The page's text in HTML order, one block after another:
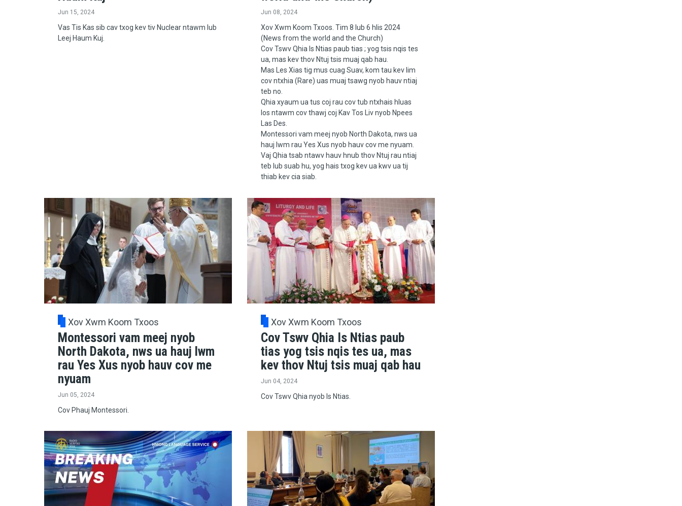
Jun 15, 2024
Vas Tis Kas sib cav txog kev tiv Nuclear ntawm lub
Leej Haum Kuj.
Jun 08, 2024
Xov Xwm Koom Txoos. Tim 8 lub 6 hlis 2024
(News from the world and the Church)
Cov Tswv Qhia Is Ntias paub tias ; yog tsis nqis tes
ua, mas kev thov Ntuj tsis muaj qab hau.
Mas Les Xias tig mus cuag Suav, kom tau kev lim
cov ntxhia (Rare) uas muaj tsawg nyob hauv ntiaj
teb no.
Qhia xyaum ua tus coj rau cov tub ntxhais hluas
los ntawm cov thawj coj Kav Tos Liv nyob Npees
Las Des.
Montessori vam meej nyob North Dakota, nws ua
hauj lwm rau Yes Xus nyob hauv cov me nyuam.
Vaj Qhia tsab ntawv hauv hnub thov Ntuj rau ntiaj
teb lub suab hu, yog hais txog kev ua kwv ua tij
thiab kev cia siab.
Xov Xwm Koom Txoos
Montessori vam meej nyob
North Dakota, nws ua hauj lwm
rau Yes Xus nyob hauv cov me
nyuam
Jun 05, 2024
Cov Phauj Montessori.
Xov Xwm Koom Txoos
Cov Tswv Qhia Is Ntias paub
tias yog tsis nqis tes ua, mas
kev thov Ntuj tsis muaj qab hau
Jun 04, 2024
Cov Tswv Qhia nyob Is Ntias.